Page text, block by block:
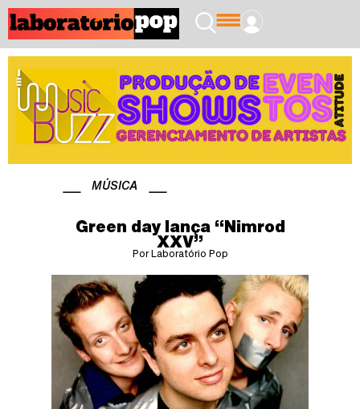
MÚSICA
Green day lança “Nimrod
XXV”
Por Laboratório Pop